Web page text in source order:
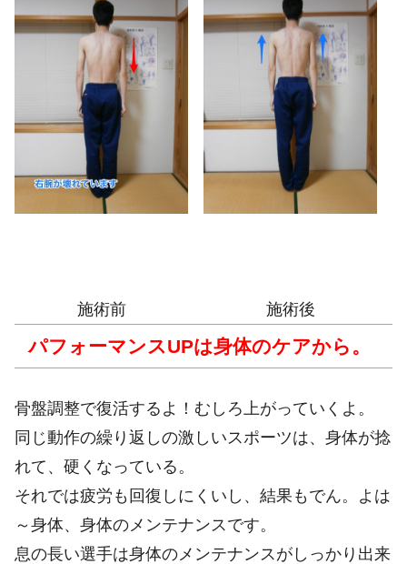
施術前 施術後
パフォーマンスUPは身体のケアから 。
骨盤調整で復活するよ！むしろ上がっていくよ 。
同じ動作の繰り返しの激しいスポーツは、身体が捻
れて、硬くなっている。
それでは疲労も回復しにくいし、結果もでん。よは
～身体、身体のメンテナンスです。
息の長い選手は身体のメンテナンスがしっかり出来